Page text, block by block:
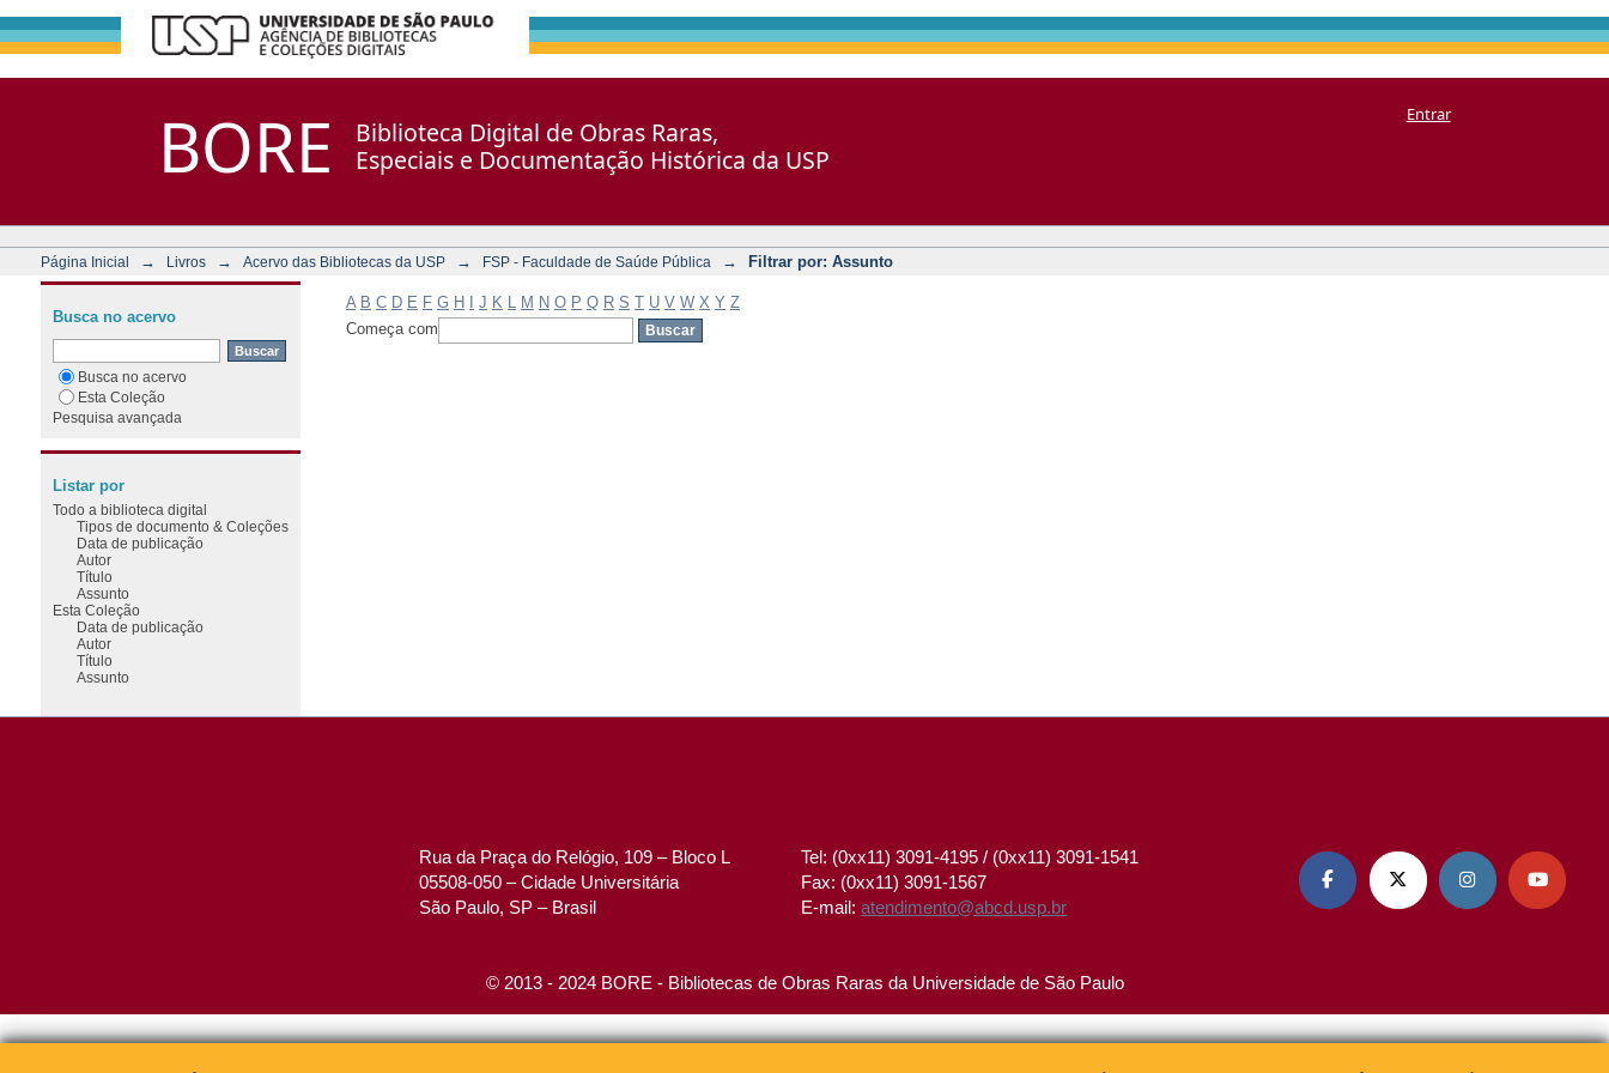
BORE
Biblioteca Digital de Obras Raras,
Especiais e Documentação Histórica da USP
Entrar
Página Inicial → Livros → Acervo das Bibliotecas da USP → FSP - Faculdade de Saúde Pública → Filtrar por: Assunto
A B C D E F G H J K M N O P Q R S T U V W X Y Z
Começa com
Busca no acervo
Busca no acervo
Esta Coleção
Pesquisa avançada
Listar por
Todo a biblioteca digital
Tipos de documento & Coleções
Data de publicação
Autor
Título
Assunto
Esta Coleção
Data de publicação
Autor
Título
Assunto
Rua da Praça do Relógio, 109 – Bloco L
05508-050 – Cidade Universitária
São Paulo, SP – Brasil
Tel: (0xx11) 3091-4195 / (0xx11) 3091-1541
Fax: (0xx11) 3091-1567
E-mail:atendimento@abcd.usp.br
   
© 2013 - 2024 BORE - Bibliotecas de Obras Raras da Universidade de São Paulo